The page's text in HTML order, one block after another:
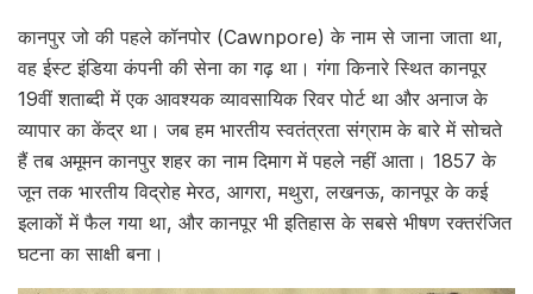
कानपुर जो की पहले कॉनपोर (Cawnpore) के नाम से जाना जाता था,
वह ईस्ट इंडिया कंपनी की सेना का गढ़ था। गंगा किनारे स्थित कानपूर
19वीं शताब्दी में एक आवश्यक व्यावसायिक रिवर पोर्ट था और अनाज के
व्यापार का केंद्र था। जब हम भारतीय स्वतंत्रता संग्राम के बारे में सोचते
हैं तब अमूमन कानपुर शहर का नाम दिमाग में पहले नहीं आता। 1857 के
जून तक भारतीय विद्रोह मेरठ, आगरा, मथुरा, लखनऊ, कानपूर के कई
इलाकों में फैल गया था, और कानपूर भी इतिहास के सबसे भीषण रक्तरंजित
घटना का साक्षी बना।